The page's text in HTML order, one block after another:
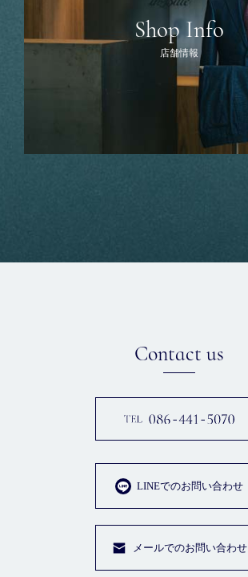
Shop Info
店舗情報
Contact us
LINEでのお問い合わせ
メールでのお問い合わせ